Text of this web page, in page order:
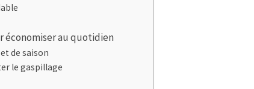
économiser au quotidien
de saison
le gaspillage